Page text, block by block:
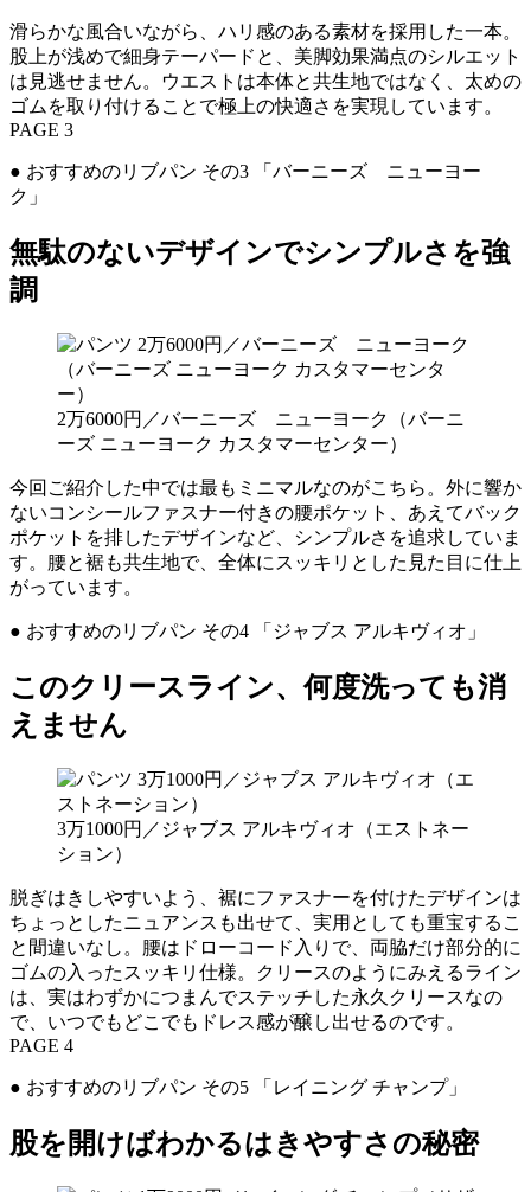
滑らかな風合いながら、ハリ感のある素材を採用した一本。
股上が浅めで細身テーパードと、美脚効果満点のシルエット
は見逃せません。ウエストは本体と共生地ではなく、太めの
ゴムを取り付けることで極上の快適さを実現しています。
PAGE 3
● おすすめのリブパン その3 「バーニーズ ニューヨー
ク」
無駄のないデザインでシンプルさを強
調
2万6000円／バーニーズ ニューヨーク（バーニ
ーズ ニューヨーク カスタマーセンター）
今回ご紹介した中では最もミニマルなのがこちら。外に響か
ないコンシールファスナー付きの腰ポケット、あえてバック
ポケットを排したデザインなど、シンプルさを追求していま
す。腰と裾も共生地で、全体にスッキリとした見た目に仕上
がっています。
● おすすめのリブパン その4 「ジャブス アルキヴィオ」
このクリースライン、何度洗っても消
えません
3万1000円／ジャブス アルキヴィオ（エストネー
ション）
脱ぎはきしやすいよう、裾にファスナーを付けたデザインは
ちょっとしたニュアンスも出せて、実用としても重宝するこ
と間違いなし。腰はドローコード入りで、両脇だけ部分的に
ゴムの入ったスッキリ仕様。クリースのようにみえるライン
は、実はわずかにつまんでステッチした永久クリースなの
で、いつでもどこでもドレス感が醸し出せるのです。
PAGE 4
● おすすめのリブパン その5 「レイニング チャンプ」
股を開けばわかるはきやすさの秘密